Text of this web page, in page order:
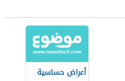
أعراض حساسية